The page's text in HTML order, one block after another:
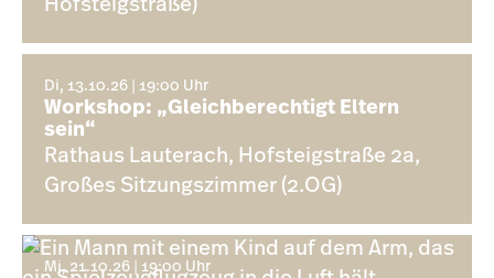
Hofsteigstraße)
Di, 13.10.26 | 19:00 Uhr
Workshop: „Gleichberechtigt Eltern
sein“
Rathaus Lauterach, Hofsteigstraße 2a,
Großes Sitzungszimmer (2.OG)
Mi, 21.10.26 | 19:00 Uhr